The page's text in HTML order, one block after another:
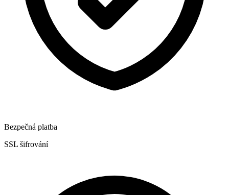
Bezpečná platba
SSL šifrování